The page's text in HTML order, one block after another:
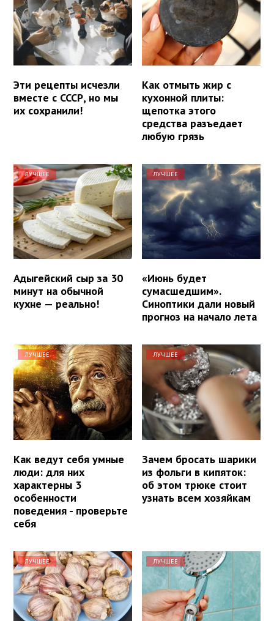
Эти рецепты исчезли
вместе с СССР, но мы
их сохранили!
Как отмыть жир с
кухонной плиты:
щепотка этого
средства разъедает
любую грязь
ЛУЧШЕЕ
Адыгейский сыр за 30
минут на обычной
кухне — реально!
ЛУЧШЕЕ
«Июнь будет
сумасшедшим».
Синоптики дали новый
прогноз на начало лета
ЛУЧШЕЕ
Как ведут себя умные
люди: для них
характерны 3
особенности
поведения - проверьте
себя
ЛУЧШЕЕ
Зачем бросать шарики
из фольги в кипяток:
об этом трюке стоит
узнать всем хозяйкам
ЛУЧШЕЕ ЛУЧШЕЕ